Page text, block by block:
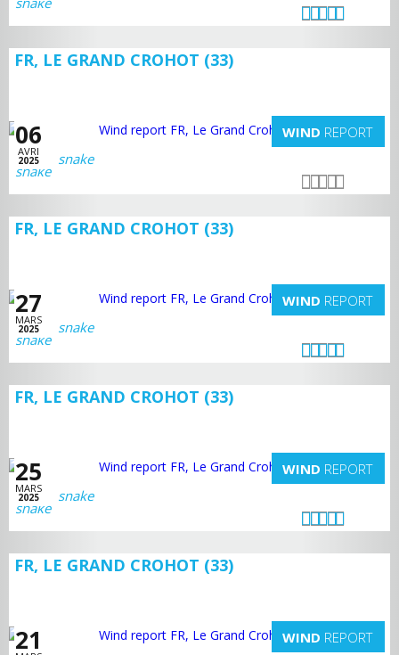
FR, LE GRAND CROHOT (33)
06
AVRI
2025
WIND REPORT
snake
FR, LE GRAND CROHOT (33)
27
MARS
2025
WIND REPORT
snake
FR, LE GRAND CROHOT (33)
25
MARS
2025
WIND REPORT
snake
FR, LE GRAND CROHOT (33)
21 WIND REPORT